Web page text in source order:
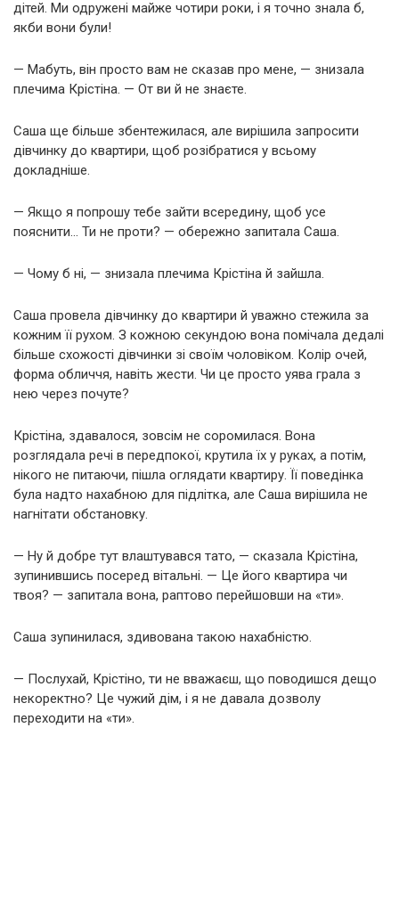
дітей. Ми одружені майже чотири роки, і я точно знала б,
якби вони були!
— Мабуть, він просто вам не сказав про мене, — знизала
плечима Крістіна. — От ви й не знаєте.
Саша ще більше збентежилася, але вирішила запросити
дівчинку до квартири, щоб розібратися у всьому
докладніше.
— Якщо я попрошу тебе зайти всередину, щоб усе
пояснити… Ти не проти? — обережно запитала Саша.
— Чому б ні, — знизала плечима Крістіна й зайшла.
Саша провела дівчинку до квартири й уважно стежила за
кожним її рухом. З кожною секундою вона помічала дедалі
більше схожості дівчинки зі своїм чоловіком. Колір очей,
форма обличчя, навіть жести. Чи це просто уява грала з
нею через почуте?
Крістіна, здавалося, зовсім не соромилася. Вона
розглядала речі в передпокої, крутила їх у руках, а потім,
нікого не питаючи, пішла оглядати квартиру. Її поведінка
була надто нахабною для підлітка, але Саша вирішила не
нагнітати обстановку.
— Ну й добре тут влаштувався тато, — сказала Крістіна,
зупинившись посеред вітальні. — Це його квартира чи
твоя? — запитала вона, раптово перейшовши на «ти».
Саша зупинилася, здивована такою нахабністю.
— Послухай, Крістіно, ти не вважаєш, що поводишся дещо
некоректно? Це чужий дім, і я не давала дозволу
переходити на «ти».